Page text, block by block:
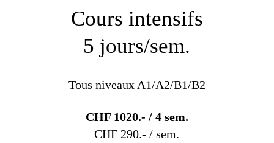
Cours intensifs
5 jours/sem.
Tous niveaux A1/A2/B1/B2
CHF 1020.- / 4 sem.
CHF 290.- / sem.